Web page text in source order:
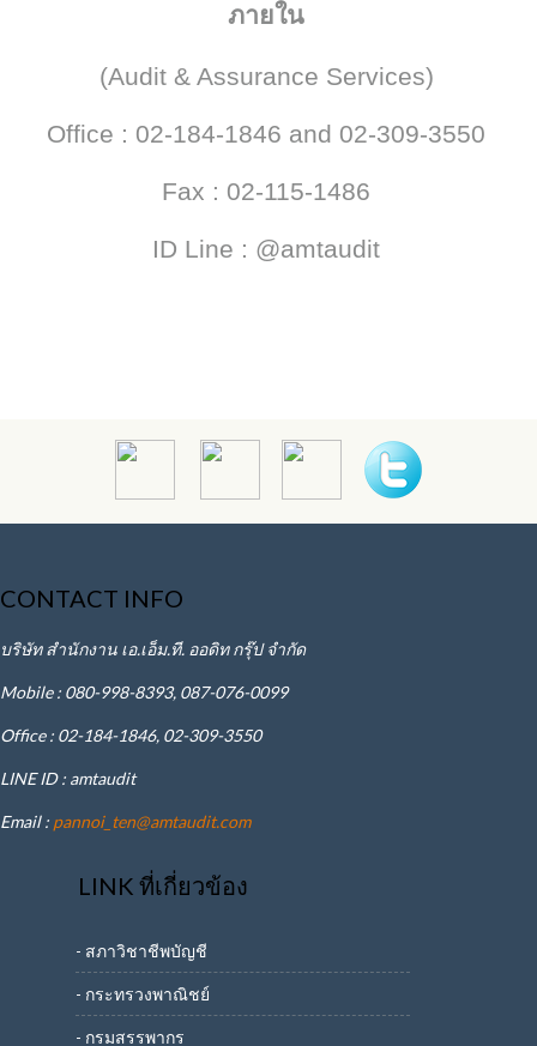
ภายใน
(Audit & Assurance Services)
Office : 02-184-1846 and 02-309-3550
Fax : 02-115-1486
ID Line : @amtaudit
CONTACT INFO
บริษัท สำนักงาน เอ.เอ็ม.ที. ออดิท กรุ๊ป จำกัด
Mobile : 080-998-8393, 087-076-0099
Office : 02-184-1846, 02-309-3550
LINE ID : amtaudit
Email : pannoi_ten@amtaudit.com
LINK ที่เกี่ยวข้อง
- สภาวิชาชีพบัญชี
- กระทรวงพาณิชย์
- กรมสรรพากร